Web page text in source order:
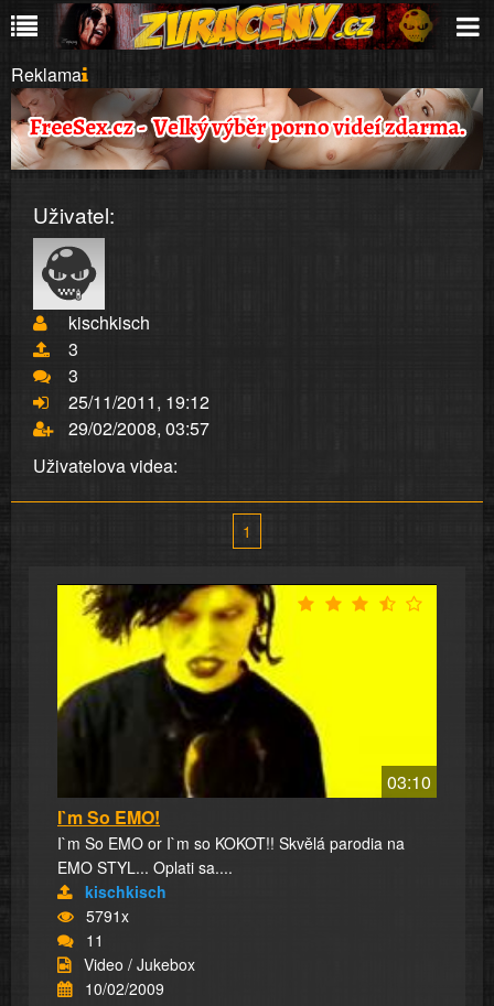
Reklama
Uživatel:
kischkisch
3
3
25/11/2011, 19:12
29/02/2008, 03:57
Uživatelova videa:
1
03:10
I`m So EMO!
I`m So EMO or I`m so KOKOT!! Skvělá parodia na
EMO STYL... Oplati sa....
kischkisch
5791x
11
Video / Jukebox
10/02/2009